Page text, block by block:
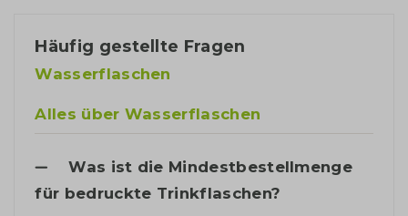
Häufig gestellte Fragen
Wasserflaschen
Alles über Wasserflaschen
Was ist die Mindestbestellmenge
für bedruckte Trinkflaschen?